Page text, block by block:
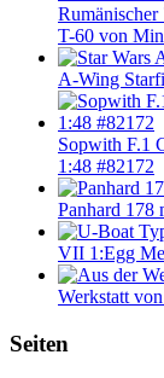
T-60 von
A-Wing
Sopwith F.1
1:48 #82172
Panhard
VII 1:Egg
Werkstatt
Seiten